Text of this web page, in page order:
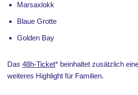
Marsaxlokk
Blaue Grotte
Golden Bay
Das 48h-Ticket* beinhaltet zusätzlich
weiteres Highlight für Familien.